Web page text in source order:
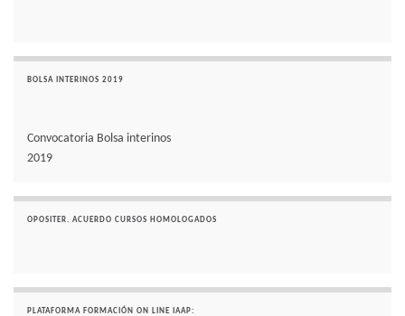
BOLSA INTERINOS 2019
Convocatoria Bolsa interinos
2019
OPOSITER. ACUERDO CURSOS HOMOLOGADOS
PLATAFORMA FORMACIÓN ON LINE IAAP: